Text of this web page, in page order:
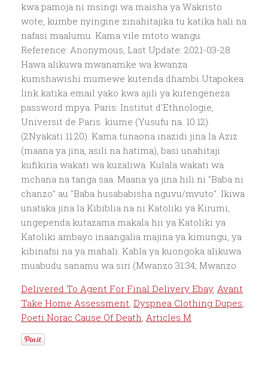
Delivered To Agent For Final Delivery Ebay, Avant
Take Home Assessment, Dyspnea Clothing Dupes,
Poeti Norac Cause Of Death, Articles M